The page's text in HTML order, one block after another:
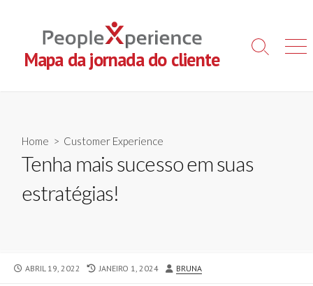
content
Mapa da jornada do cliente
Search
Home > Customer Experience
Tenha mais sucesso em suas
estratégias!
PUBLISHED
ABRIL 19, 2022
LAST
JANEIRO 1, 2024 AUTHOR
BRUNA